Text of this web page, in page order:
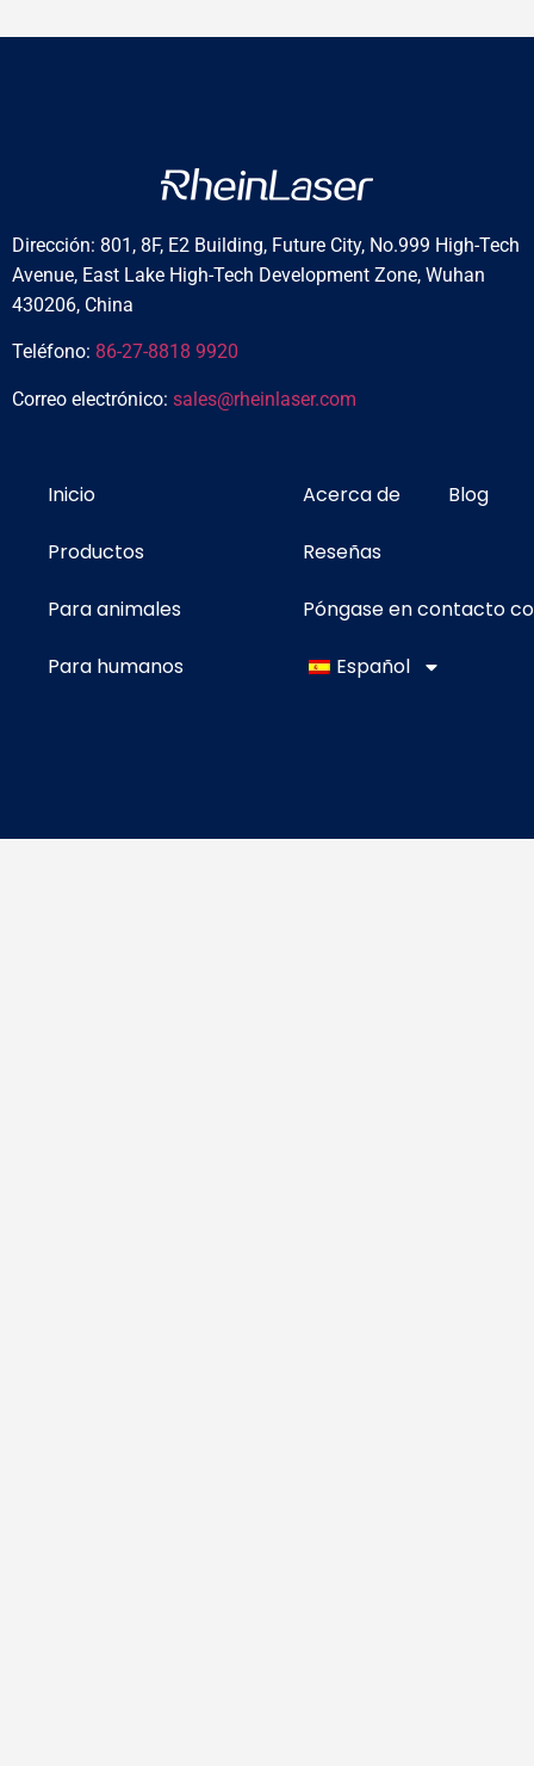
Dirección: 801, 8F, E2 Building, Future City, No.999 High-Tech
Avenue, East Lake High-Tech Development Zone, Wuhan
430206, China
Teléfono: 86-27-8818 9920
Correo electrónico: sales@rheinlaser.com
Inicio
Productos
Para animales
Para humanos
Acerca de Blog
Reseñas
Póngase en contacto
Español